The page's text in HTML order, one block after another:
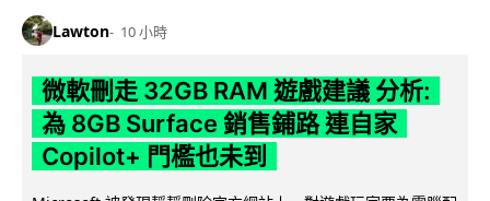
Lawton 10 小時
微軟刪走 32GB RAM 遊戲建議 分析:
為 8GB Surface 銷售鋪路 連自家
Copilot+ 門檻也未到